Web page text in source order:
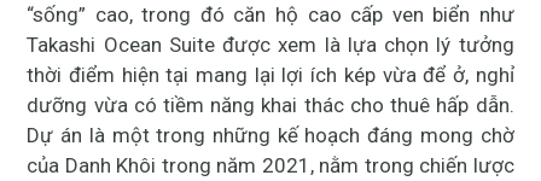
“sống” cao, trong đó căn hộ cao cấp ven biển như
Takashi Ocean Suite được xem là lựa chọn lý tưởng
thời điểm hiện tại mang lại lợi ích kép vừa để ở, nghỉ
dưỡng vừa có tiềm năng khai thác cho thuê hấp dẫn.
Dự án là một trong những kế hoạch đáng mong chờ
của Danh Khôi trong năm 2021, nằm trong chiến lược